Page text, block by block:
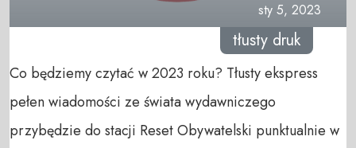
sty 5, 2023
tłusty druk
Co będziemy czytać w 2023 roku? Tłusty ekspress
pełen wiadomości ze świata wydawniczego
przybędzie do stacji Reset Obywatelski punktualnie w